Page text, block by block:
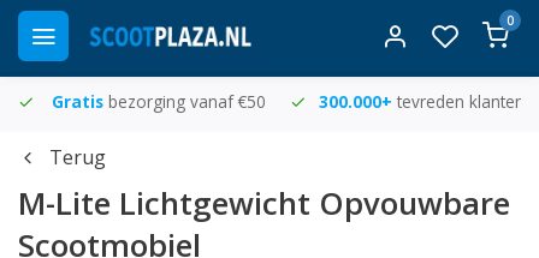
0
Gratis bezorging vanaf €50 300.000+ tevreden klanten
Terug
M-Lite Lichtgewicht Opvouwbare
Scootmobiel